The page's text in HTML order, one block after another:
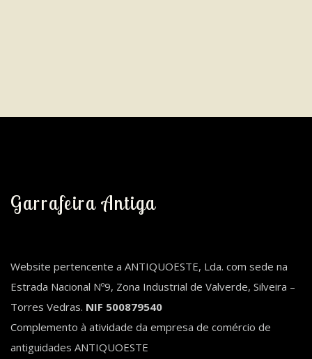
Garrafeira Antiga
Website pertencente a ANTIQUOESTE, Lda. com sede na
Estrada Nacional Nº9, Zona Industrial de Valverde, Silveira –
Torres Vedras. NIF 500879540
Complemento à atividade da empresa de comércio de
antiguidades ANTIQUOESTE